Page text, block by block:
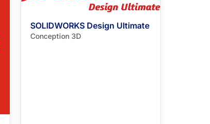
SOLIDWORKS Design Ultimate
Conception 3D